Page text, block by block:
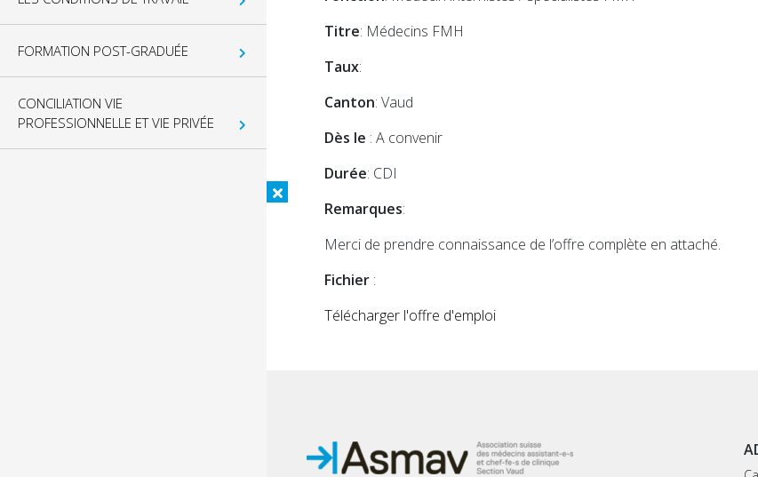
FORMATION POST-GRADUÉE
CONCILIATION VIE
PROFESSIONNELLE ET VIE PRIVÉE
Titre: Médecins FMH
Taux:
Canton: Vaud
Dès le : A convenir
Durée: CDI
Remarques:
Merci de prendre connaissance de l’offre complète en attaché.
Fichier :
Télécharger l'offre d'emploi